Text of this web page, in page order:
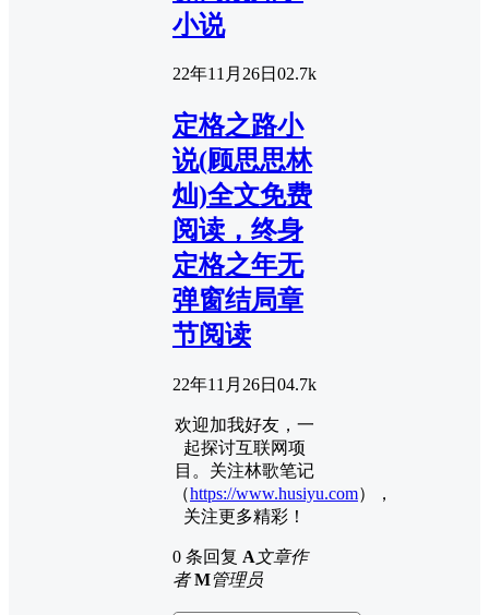
小说
22年11月26日 02.7k
定格之路小
说(顾思思林
灿)全文免费
阅读，终身
定格之年无
弹窗结局章
节阅读
22年11月26日 04.7k
欢迎加我好友，一
起探讨互联网项
目。关注林歌笔记
（https://www.husiyu.com），
关注更多精彩！
0 条回复 A文章作
者 M管理员